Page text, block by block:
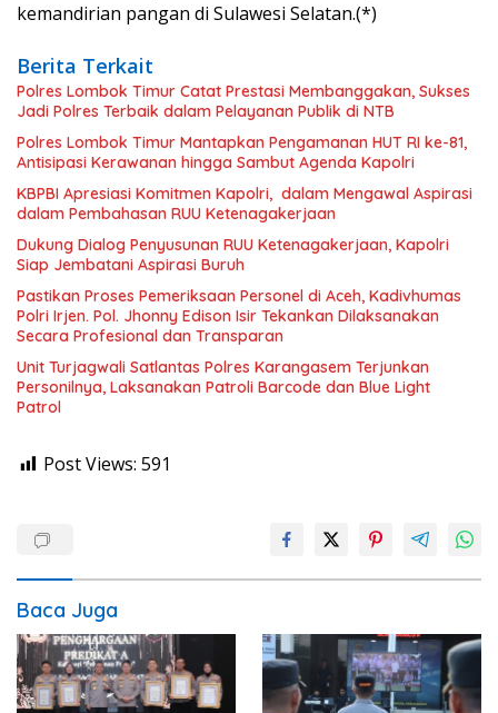
kemandirian pangan di Sulawesi Selatan.(*)
Berita Terkait
Polres Lombok Timur Catat Prestasi Membanggakan, Sukses
Jadi Polres Terbaik dalam Pelayanan Publik di NTB
Polres Lombok Timur Mantapkan Pengamanan HUT RI ke-81,
Antisipasi Kerawanan hingga Sambut Agenda Kapolri
KBPBI Apresiasi Komitmen Kapolri, dalam Mengawal Aspirasi
dalam Pembahasan RUU Ketenagakerjaan
Dukung Dialog Penyusunan RUU Ketenagakerjaan, Kapolri
Siap Jembatani Aspirasi Buruh
Pastikan Proses Pemeriksaan Personel di Aceh, Kadivhumas
Polri Irjen. Pol. Jhonny Edison Isir Tekankan Dilaksanakan
Secara Profesional dan Transparan
Unit Turjagwali Satlantas Polres Karangasem Terjunkan
Personilnya, Laksanakan Patroli Barcode dan Blue Light
Patrol
Post Views: 591
Baca Juga